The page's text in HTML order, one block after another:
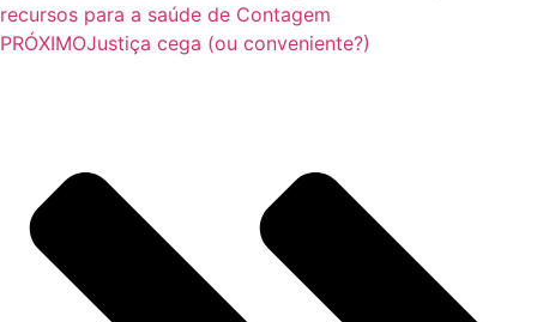
recursos para a saúde de Contagem
PRÓXIMOJustiça cega (ou conveniente?)